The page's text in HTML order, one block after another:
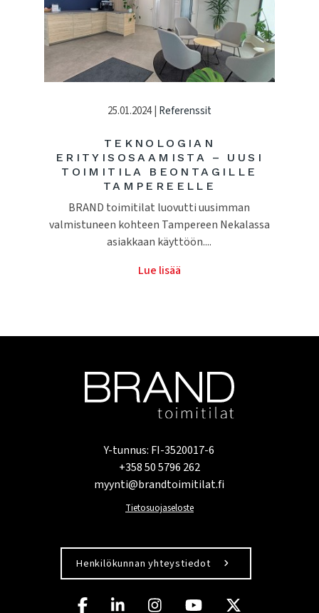
25.01.2024 | Referenssit
TEKNOLOGIAN
ERITYISOSAAMISTA – UUSI
TOIMITILA BEONTAGILLE
TAMPEREELLE
BRAND toimitilat luovutti uusimman
valmistuneen kohteen Tampereen Nekalassa
asiakkaan käyttöön....
Lue lisää
Y-tunnus: FI-3520017-6
+358 50 5796 262
myynti@brandtoimitilat.fi
Tietosuojaseloste
Henkilökunnan yhteystiedot